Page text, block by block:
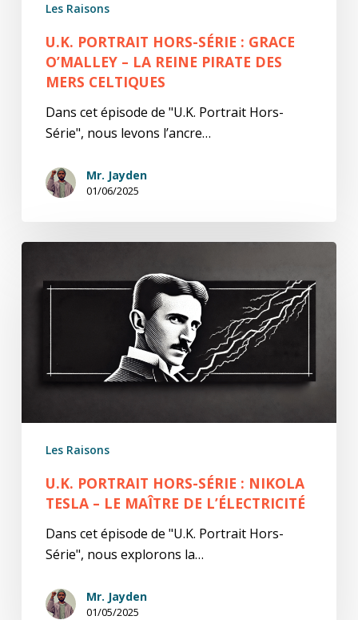
Mers
Celtiques
Les Raisons
U.K. PORTRAIT HORS-SÉRIE : GRACE
O’MALLEY – LA REINE PIRATE DES
MERS CELTIQUES
Dans cet épisode de "U.K. Portrait Hors-
Série", nous levons l’ancre…
Mr. Jayden
01/06/2025
Hors-
Tesla
Le
l’Électricité
Les Raisons
U.K. PORTRAIT HORS-SÉRIE : NIKOLA
TESLA – LE MAÎTRE DE L’ÉLECTRICITÉ
Dans cet épisode de "U.K. Portrait Hors-
Série", nous explorons la…
Mr. Jayden
01/05/2025